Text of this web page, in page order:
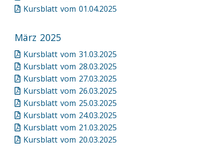
Kursblatt vom 01.04.2025
März 2025
Kursblatt vom 31.03.2025
Kursblatt vom 28.03.2025
Kursblatt vom 27.03.2025
Kursblatt vom 26.03.2025
Kursblatt vom 25.03.2025
Kursblatt vom 24.03.2025
Kursblatt vom 21.03.2025
Kursblatt vom 20.03.2025